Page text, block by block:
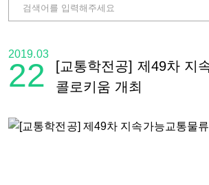
2019.03
22
[교통학전공] 제49차 지
콜로키움 개최